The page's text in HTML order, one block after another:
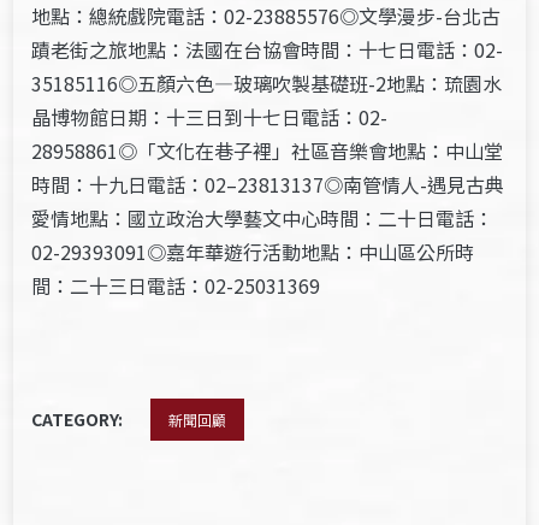
地點：總統戲院電話：02-23885576◎文學漫步-台北古
蹟老街之旅地點：法國在台協會時間：十七日電話：02-
35185116◎五顏六色—玻璃吹製基礎班-2地點：琉園水
晶博物館日期：十三日到十七日電話：02-
28958861◎「文化在巷子裡」社區音樂會地點：中山堂
時間：十九日電話：02–23813137◎南管情人-遇見古典
愛情地點：國立政治大學藝文中心時間：二十日電話：
02-29393091◎嘉年華遊行活動地點：中山區公所時
間：二十三日電話：02-25031369
CATEGORY: 新聞回顧